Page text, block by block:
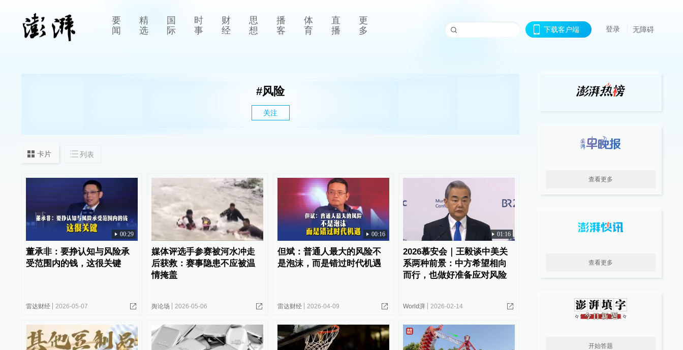
要
闻
精
选
国
际
时
事
财
经
思
想
播
客
体
育
直
播
更
多
下载客户端 登录 无障碍
#风险
关注
卡片 列表
00:29
董承非：要挣认知与风险承
受范围内的钱，这很关键
雷达财经 2026-05-07
媒体评选手参赛被河水冲走
后获救：赛事隐患不应被温
情掩盖
舆论场 2026-05-06
00:16
但斌：普通人最大的风险不
是泡沫，而是错过时代机遇
雷达财经 2026-04-09
01:16
2026慕安会｜王毅谈中美关
系两种前景：中方希望相向
而行，也做好准备应对风险
World湃 2026-02-14
查看更多
查看更多
开始答题